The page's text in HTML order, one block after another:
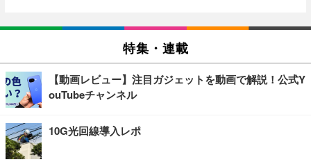
特集・連載
【動画レビュー】注目ガジェットを動画で解説！公式Y
ouTubeチャンネル
10G光回線導入レポ